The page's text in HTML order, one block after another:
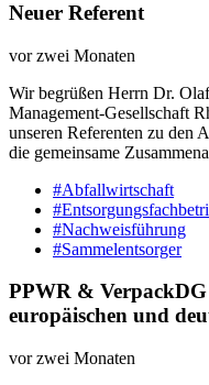
Neuer Referent
vor zwei Monaten
Wir begrüßen Herrn Dr.
Management-Gesellschaft
unseren Referenten zu den
die gemeinsame
#Abfallwirtschaft
#Nachweisführung
#Sammelentsorger
PPWR &
europäischen und
vor zwei Monaten